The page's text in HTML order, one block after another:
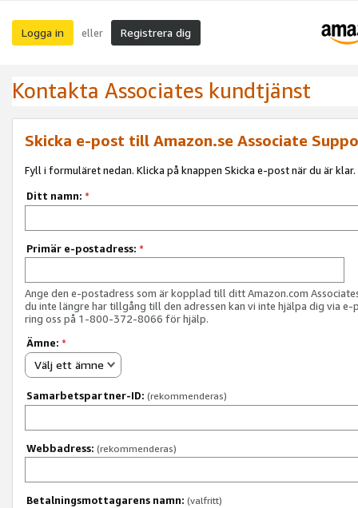
Logga in eller Registrera dig
Kontakta Associates kundtjänst
Skicka e-post till Amazon.se Associate
Fyll i formuläret nedan. Klicka på knappen Skicka e-post när du är klar.
Ditt namn: *
Primär e-postadress: *
Ange den e-postadress som är kopplad till ditt Amazon.com
du inte längre har tillgång till den adressen kan vi inte hjälpa dig via e-
ring oss på 1-800-372-8066 för hjälp.
Ämne: *
Välj ett ämne
Samarbetspartner-ID: (rekommenderas)
Webbadress: (rekommenderas)
Betalningsmottagarens namn: (valfritt)